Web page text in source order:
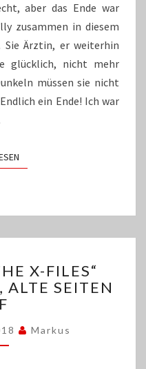
aber das Ende war
zusammen in diesem
Ärztin, er weiterhin
glücklich, nicht mehr
müssen sie nicht
ein Ende! Ich war
WEITERLESEN
X-FILES“
ALTE SEITEN
Markus